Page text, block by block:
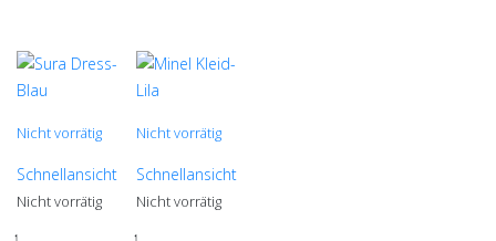
Nicht vorrätig
Schnellansicht
Nicht vorrätig
Nicht vorrätig
Schnellansicht
Nicht vorrätig